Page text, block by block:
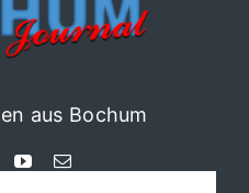
aus Bochum